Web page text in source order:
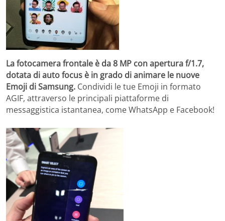
La fotocamera frontale è da 8 MP con apertura f/1.7,
dotata di auto focus è in grado di animare le nuove
Emoji di Samsung. Condividi le tue Emoji in formato
AGIF, attraverso le principali piattaforme di
messaggistica istantanea, come WhatsApp e Facebook!